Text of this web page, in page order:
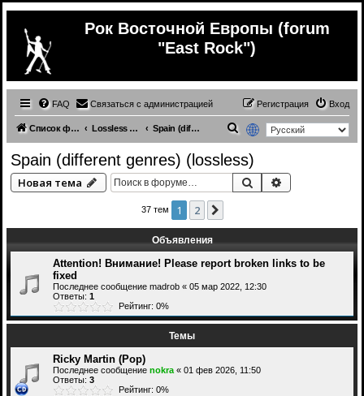
Рок Восточной Европы (forum
"East Rock")
FAQ Связаться с администрацией Вход
Регистрация
Список форумов Lossless (Music from other countries) Spain (different genres) (lossless)
и
с
Spain (different genres) (lossless)
Новая тема Поиск
37 тем 1 2
Объявления
Attention! Внимание! Please report broken links to be
fixed
Последнее сообщение madrob « 05 мар 2022, 12:30
Ответы: 1
Рейтинг: 0%
Темы
Ricky Martin (Pop)
Последнее сообщение nokra « 01 фев 2026, 11:50
Ответы: 3
Рейтинг: 0%